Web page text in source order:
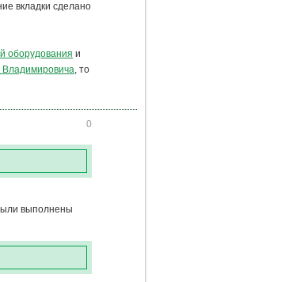
вкладки сделано
оборудования и
Владимировича, то
0
выполнены